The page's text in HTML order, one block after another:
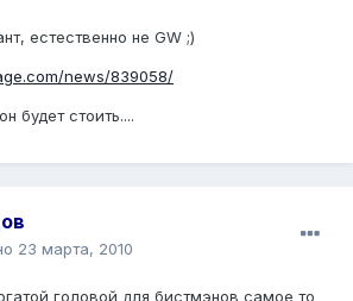
естественно не GW ;)
news/839058/
будет стоить....
23 марта, 2010
головой для бистмэнов самое то